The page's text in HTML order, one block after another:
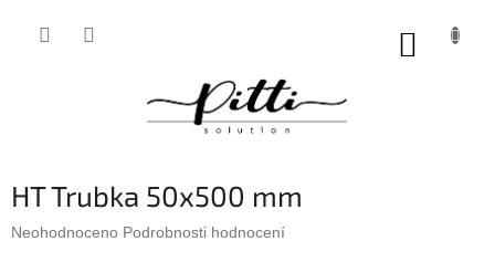
HT Trubka 50x500 mm
Průměrné
Neohodnoceno Podrobnosti hodnocení